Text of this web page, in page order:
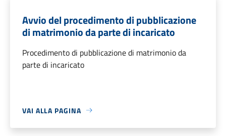
Avvio del procedimento di pubblicazione
di matrimonio da parte di incaricato
Procedimento di pubblicazione di matrimonio da
parte di incaricato
VAI ALLA PAGINA